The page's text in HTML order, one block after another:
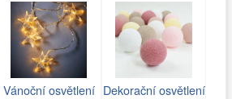
Vánoční osvětlení Dekorační osvětlení